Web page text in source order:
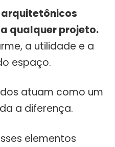
qualquer projeto.
a utilidade e a
espaço.
atuam como um
a diferença.
elementos